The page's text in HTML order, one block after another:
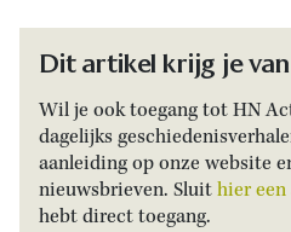
Dit artikel krijg je
Wil je ook toegang tot HN
dagelijks
aanleiding op onze website
nieuwsbrieven. Sluithier
hebt direct toegang.